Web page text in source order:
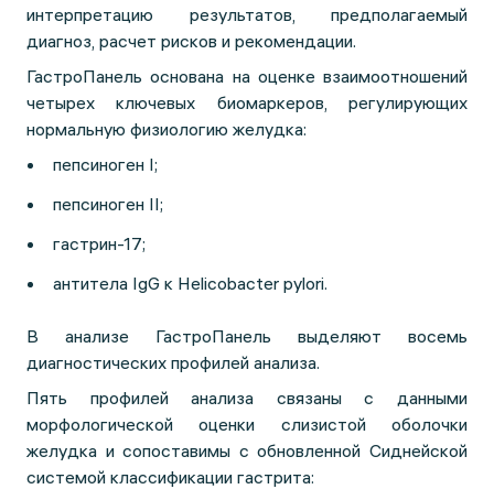
интерпретацию результатов, предполагаемый
диагноз, расчет рисков и рекомендации.
ГастроПанель основана на оценке взаимоотношений
четырех ключевых биомаркеров, регулирующих
нормальную физиологию желудка:
пепсиноген I;
пепсиноген II;
гастрин-17;
антитела IgG к Helicobacter pylori.
В анализе ГастроПанель выделяют восемь
диагностических профилей анализа.
Пять профилей анализа связаны с данными
морфологической оценки слизистой оболочки
желудка и сопоставимы с обновленной Сиднейской
системой классификации гастрита: